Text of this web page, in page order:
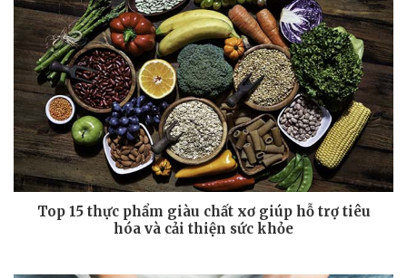
Top 15 thực phẩm giàu chất xơ giúp hỗ trợ tiêu
hóa và cải thiện sức khỏe